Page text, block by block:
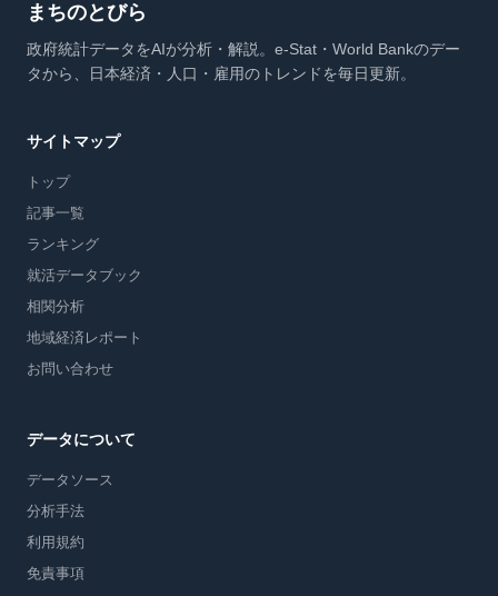
まちのとびら
政府統計データをAIが分析・解説。e-Stat・World Bankのデー
タから、日本経済・人口・雇用のトレンドを毎日更新。
サイトマップ
トップ
記事一覧
ランキング
就活データブック
相関分析
地域経済レポート
お問い合わせ
データについて
データソース
分析手法
利用規約
免責事項